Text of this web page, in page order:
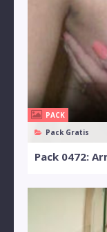
PACK
Pack Gratis
Pack 0472: